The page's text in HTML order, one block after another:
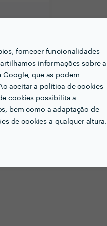
fornecer funcionalidades
informações sobre a
Google, que as podem
aceitar a política de cookies
cookies possibilita a
bem como a adaptação de
de cookies a qualquer altura.